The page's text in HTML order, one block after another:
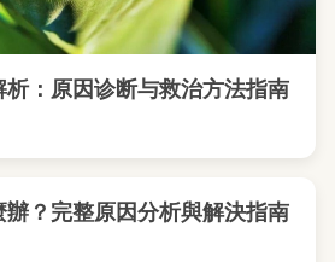
：原因诊断与救治方法指南
？完整原因分析與解決指南